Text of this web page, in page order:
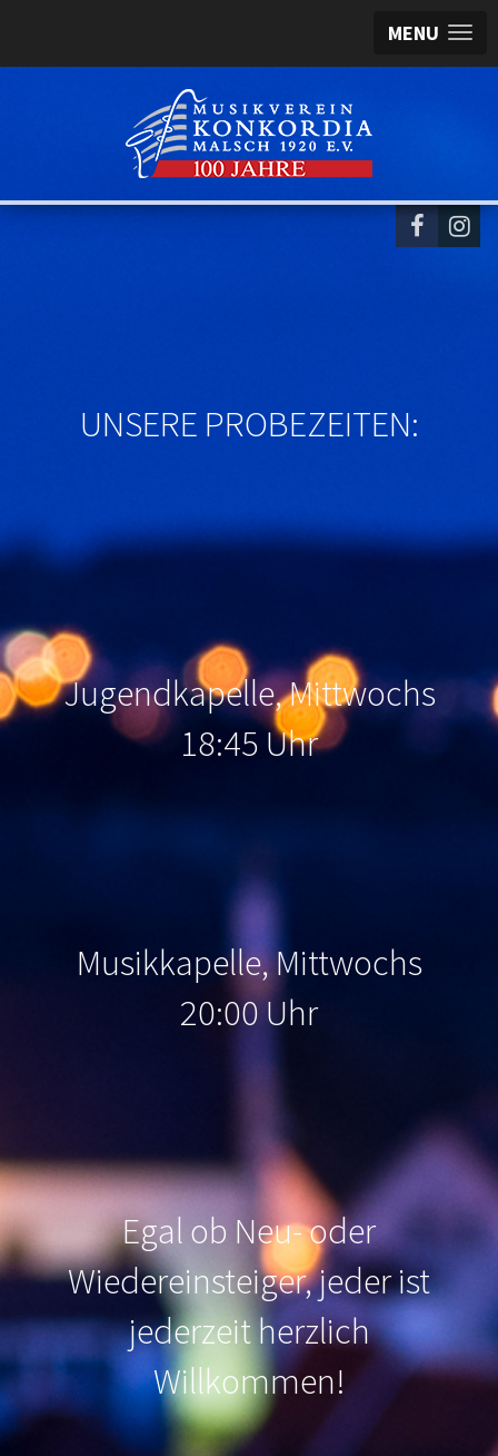
MENU
UNSERE PROBEZEITEN:
Jugendkapelle, Mittwochs
18:45 Uhr
Musikkapelle, Mittwochs
20:00 Uhr
Egal ob Neu- oder
Wiedereinsteiger, jeder ist
jederzeit herzlich
Willkommen!